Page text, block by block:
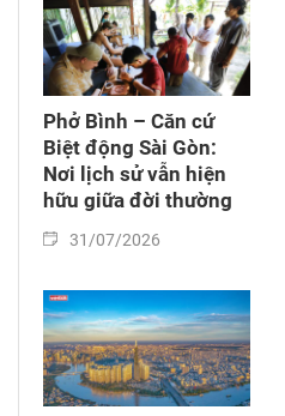
Phở Bình – Căn cứ
Biệt động Sài Gòn:
Nơi lịch sử vẫn hiện
hữu giữa đời thường
31/07/2026